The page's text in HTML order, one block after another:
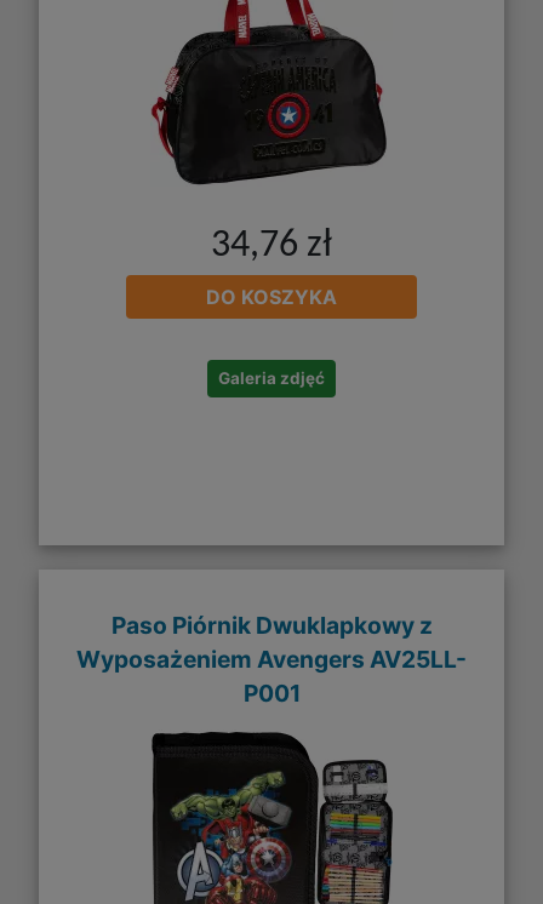
34,76 zł
DO KOSZYKA
Galeria zdjęć
Paso Piórnik Dwuklapkowy z
Wyposażeniem Avengers AV25LL-
P001